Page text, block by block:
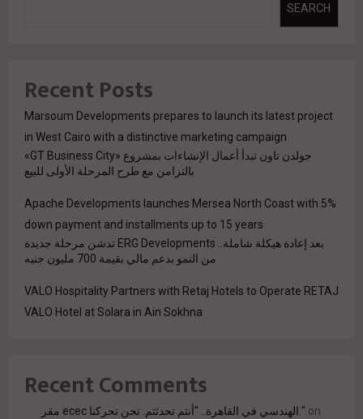
SEARCH
Recent Posts
Marsoum Developments prepares to launch its latest project
in West Cairo with a distinctive marketing campaign
جولدن تاون تبدأ أعمال الإنشاءات بمشروع «GT Business City»
بالتزامن مع طرح المرحلة الأولى للبيع
Apache Developments launches Mersea North Coast with 5%
down payment and installments up to 15 years
بعد إعادة هيكلة شاملة.. ERG Developments تدشن مرحلة جديدة
من النمو بدعم مالي بقيمة 700 مليون جنيه
VALO Hospitality Partners with Retaj Hotels to Operate RETAJ
VALO Hotel at Solara in Ain Sokhna
Recent Comments
مقر ecec الهندسي في القاهرة.. "أنتم تحدثتم. نحن تحركنا." on